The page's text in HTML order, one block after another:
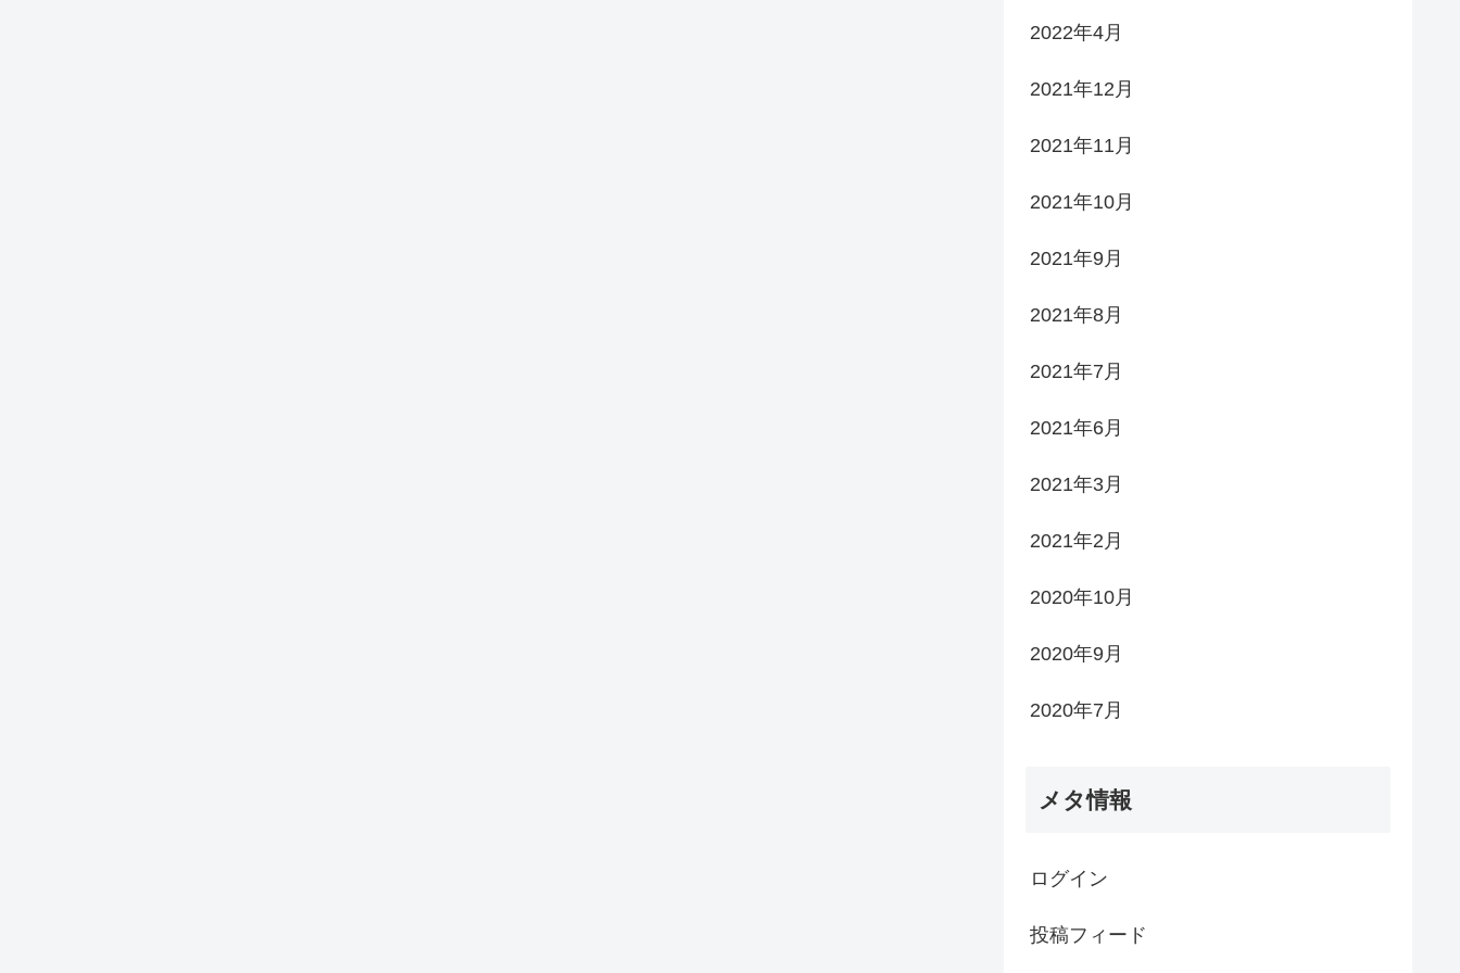
2022年4月
2021年12月
2021年11月
2021年10月
2021年9月
2021年8月
2021年7月
2021年6月
2021年3月
2021年2月
2020年10月
2020年9月
2020年7月
メタ情報
ログイン
投稿フィード